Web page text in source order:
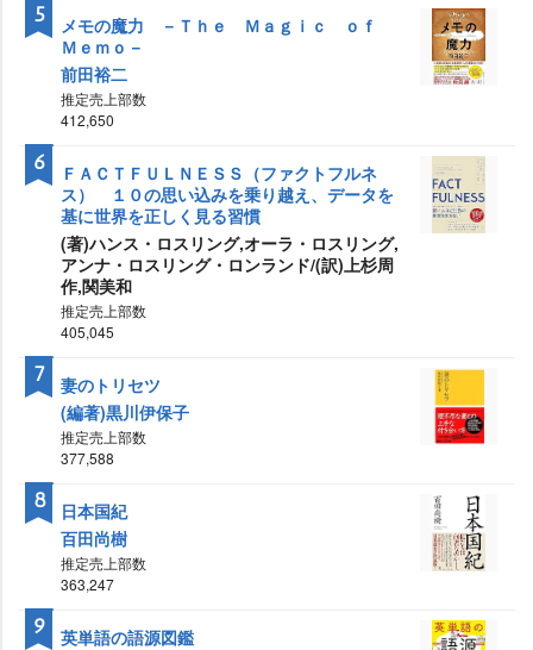
メモの魔力 －Ｔｈｅ Ｍａｇｉｃ ｏｆ
Ｍｅｍｏ－
前田裕二
推定売上部数
412,650
5
ＦＡＣＴＦＵＬＮＥＳＳ（ファクトフルネ
ス） １０の思い込みを乗り越え、データを
基に世界を正しく見る習慣
(著)ハンス・ロスリング,オーラ・ロスリング,
アンナ・ロスリング・ロンランド/(訳)上杉周
作,関美和
推定売上部数
405,045
6
妻のトリセツ
(編著)黒川伊保子
推定売上部数
377,588
7
日本国紀
百田尚樹
推定売上部数
363,247
8
英単語の語源図鑑
9